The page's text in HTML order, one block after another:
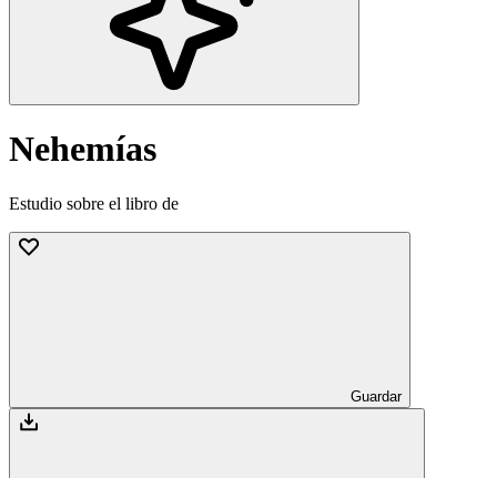
Nehemías
Estudio sobre el libro de
Guardar